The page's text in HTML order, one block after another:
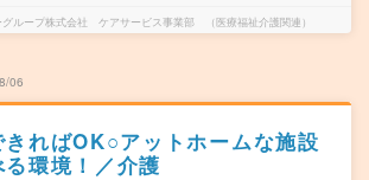
グループ株式会社 ケアサービス事業部 （医療福祉介護関連）
06
ればOK○アットホームな施設
環境！／介護